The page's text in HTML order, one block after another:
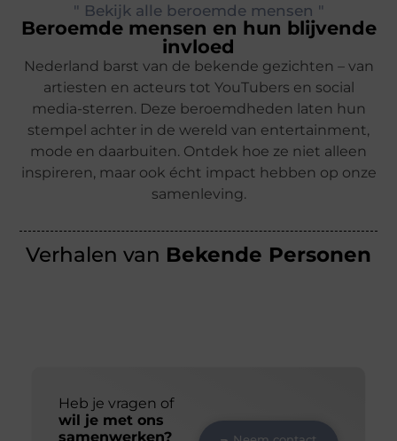
" Bekijk alle beroemde mensen "
Beroemde mensen en hun blijvende
invloed
Nederland barst van de bekende gezichten – van
artiesten en acteurs tot YouTubers en social
media-sterren. Deze beroemdheden laten hun
stempel achter in de wereld van entertainment,
mode en daarbuiten. Ontdek hoe ze niet alleen
inspireren, maar ook écht impact hebben op onze
samenleving.
Verhalen van Bekende Personen
Heb je vragen of
wil je met ons
samenwerken?